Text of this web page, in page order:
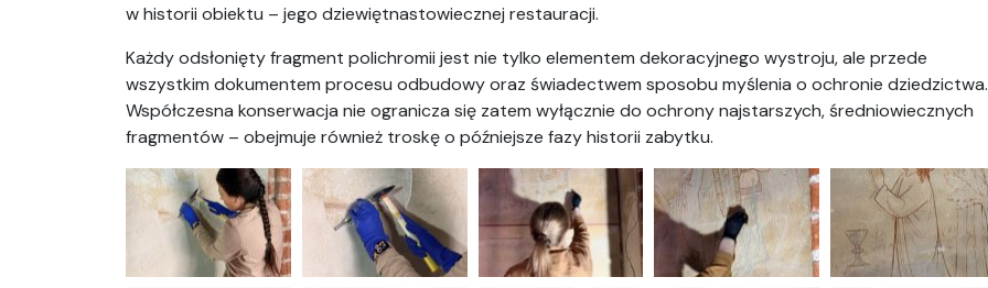
w historii obiektu – jego dziewiętnastowiecznej restauracji.
Każdy odsłonięty fragment polichromii jest nie tylko elementem dekoracyjnego wystroju, ale przede
wszystkim dokumentem procesu odbudowy oraz świadectwem sposobu myślenia o ochronie dziedzictwa.
Współczesna konserwacja nie ogranicza się zatem wyłącznie do ochrony najstarszych, średniowiecznych
fragmentów – obejmuje również troskę o późniejsze fazy historii zabytku.